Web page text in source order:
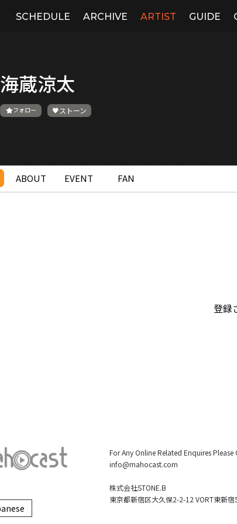
SCHEDULE ARCHIVE ARTIST GUIDE
海蔵涼太
フォロー ストーン
ABOUT EVENT FAN
登録
For Any Online Related Enquires Please
info@mahocast.com
株式会社STONE.B
東京都新宿区大久保2-2-12 VORT東新宿